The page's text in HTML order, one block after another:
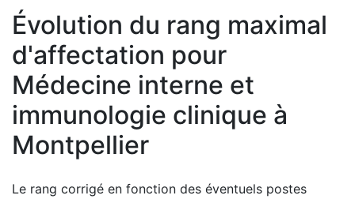
Évolution du rang maximal
d'affectation pour
Médecine interne et
immunologie clinique à
Montpellier
Le rang corrigé en fonction des éventuels postes